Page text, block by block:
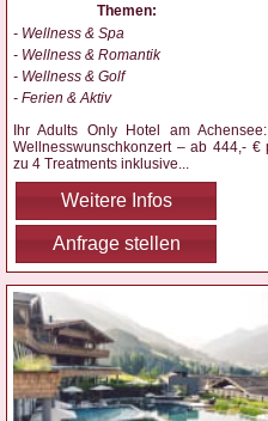
Themen:
- Wellness & Spa
- Wellness & Romantik
- Wellness & Golf
- Ferien & Aktiv
Ihr Adults Only Hotel am
Wellnesswunschkonzert – ab 444,- €
zu 4 Treatments inklusive
Weitere Infos
Anfrage stellen